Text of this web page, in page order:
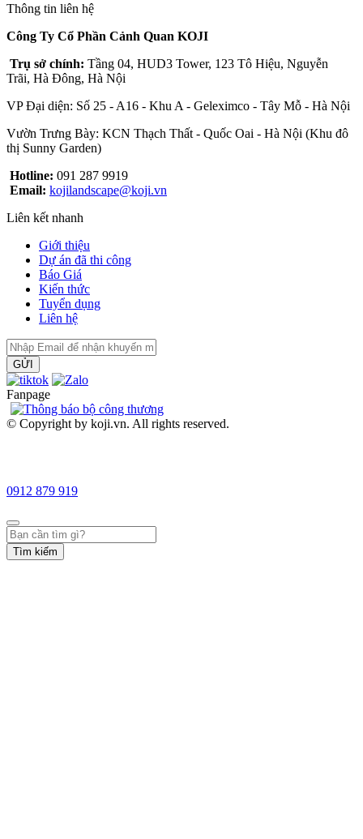
Thông tin liên hệ
Công Ty Cổ Phần Cảnh Quan KOJI
Trụ sở chính: Tầng 04, HUD3 Tower, 123 Tô Hiệu, Nguyễn
Trãi, Hà Đông, Hà Nội
VP Đại diện: Số 25 - A16 - Khu A - Geleximco - Tây Mỗ - Hà Nội
Vườn Trưng Bày: KCN Thạch Thất - Quốc Oai - Hà Nội (Khu đô
thị Sunny Garden)
Hotline: 091 287 9919
Email: kojilandscape@koji.vn
Liên kết nhanh
Giới thiệu
Dự án đã thi công
Báo Giá
Kiến thức
Tuyển dụng
Liên hệ
GỬI
Fanpage
© Copyright by koji.vn. All rights reserved.
0912 879 919
Tìm kiếm